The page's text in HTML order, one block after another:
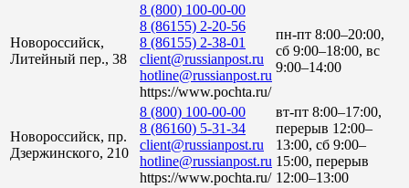
Новороссийск,
Литейный пер., 38
8 (800) 100-00-00
8 (86155) 2-20-56
8 (86155) 2-38-01
client@russianpost.ru
hotline@russianpost.ru
https://www.pochta.ru/
пн-пт 8:00–20:00,
сб 9:00–18:00, вс
9:00–14:00
Новороссийск, пр.
Дзержинского, 210
8 (800) 100-00-00
8 (86160) 5-31-34
client@russianpost.ru
hotline@russianpost.ru
https://www.pochta.ru/
вт-пт 8:00–17:00,
перерыв 12:00–
13:00, сб 9:00–
15:00, перерыв
12:00–13:00